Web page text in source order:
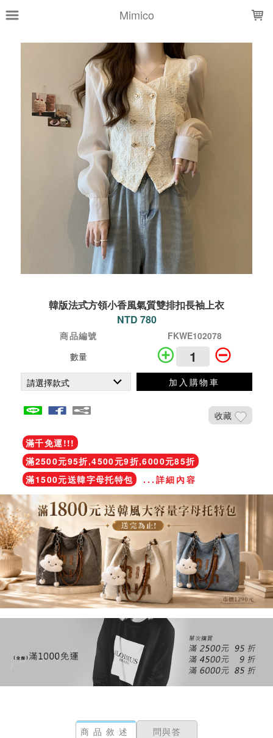
Mimico
韓版法式方領小香風氣質雙排扣長袖上衣
NTD 780
商品編號
FKWE102078
數量
加入購物車
收藏
滿千免運!!!
滿2500元95折,4500元9折,6000元85折
滿1500元送韓字母托特包
...詳細內容
商品敘述 問與答